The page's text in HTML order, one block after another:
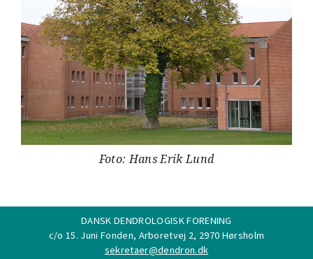
Foto: Hans Erik Lund
DANSK DENDROLOGISK FORENING
c/o 15. Juni Fonden, Arboretvej 2, 2970 Hørsholm
sekretaer@dendron.dk